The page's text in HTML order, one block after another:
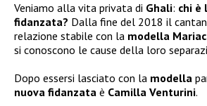
Veniamo alla vita privata di Ghali: chi è
fidanzata? Dalla fine del 2018 il
relazione stabile con la modella
si conoscono le cause della loro
Dopo essersi lasciato con la modella
nuova fidanzata è Camilla Venturini.